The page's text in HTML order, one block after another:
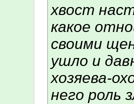
хвост
какое
своими
ушло и
хозяева-
него роль